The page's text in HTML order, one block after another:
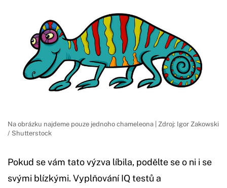
Na obrázku najdeme pouze jednoho chameleona | Zdroj: Igor Zakowski
/ Shutterstock
Pokud se vám tato výzva líbila, podělte se o ni i se
svými blízkými. Vyplňování IQ testů a